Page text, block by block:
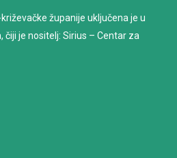
županije uključena je u
je nositelj: Sirius – Centar za